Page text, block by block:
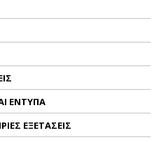
ΕΝΤΥΠΑ
ΕΞΕΤΑΣΕΙΣ